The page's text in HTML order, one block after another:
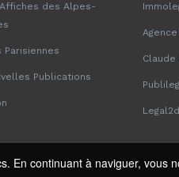
En continuant à naviguer,
des Alpes-
Parisiennes
Publications
Claude